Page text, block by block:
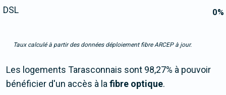
0%
DSL
Taux calculé à partir des données déploiement fibre ARCEP à jour.
Les logements Tarasconnais sont 98,27% à pouvoir
bénéficier d'un accès à lafibre optique.